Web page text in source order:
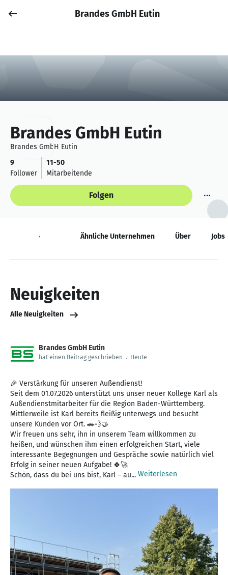
Anmelden
Brandes GmbH Eutin
Brandes GmbH Eutin
Brandes GmbH Eutin
9
Follower
11-50
Mitarbeitende
Folgen
Neuigkeiten Ähnliche Unternehmen Über Jobs
Neuigkeiten
Alle Neuigkeiten
Brandes GmbH Eutin
hat einen Beitrag geschrieben . Heute
🎉 Verstärkung für unseren Außendienst!
Seit dem 01.07.2026 unterstützt uns unser neuer Kollege Karl als
Außendienstmitarbeiter für die Region Baden-Württemberg.
Mittlerweile ist Karl bereits fleißig unterwegs und besucht
unsere Kunden vor Ort. 🚗💨🤝
Wir freuen uns sehr, ihn in unserem Team willkommen zu
heißen, und wünschen ihm einen erfolgreichen Start, viele
interessante Begegnungen und Gespräche sowie natürlich viel
Erfolg in seiner neuen Aufgabe! 🍀🚀
Schön, dass du bei uns bist, Karl – au... Weiterlesen